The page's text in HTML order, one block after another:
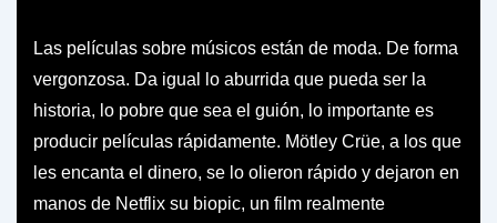
Las películas sobre músicos están de moda. De forma
vergonzosa. Da igual lo aburrida que pueda ser la
historia, lo pobre que sea el guión, lo importante es
producir películas rápidamente. Mötley Crüe, a los que
les encanta el dinero, se lo olieron rápido y dejaron en
manos de Netflix su biopic, un film realmente